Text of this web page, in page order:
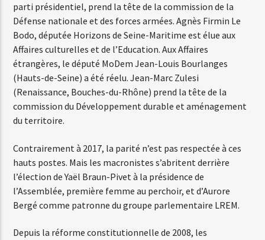
parti présidentiel, prend la tête de la commission de la
Défense nationale et des forces armées. Agnès Firmin Le
Bodo, députée Horizons de Seine-Maritime est élue aux
Affaires culturelles et de l’Education. Aux Affaires
étrangères, le député MoDem Jean-Louis Bourlanges
(Hauts-de-Seine) a été réelu. Jean-Marc Zulesi
(Renaissance, Bouches-du-Rhône) prend la tête de la
commission du Développement durable et aménagement
du territoire.
Contrairement à 2017, la parité n’est pas respectée à ces
hauts postes. Mais les macronistes s’abritent derrière
l’élection de Yaël Braun-Pivet à la présidence de
l’Assemblée, première femme au perchoir, et d’Aurore
Bergé comme patronne du groupe parlementaire LREM.
Depuis la réforme constitutionnelle de 2008, les